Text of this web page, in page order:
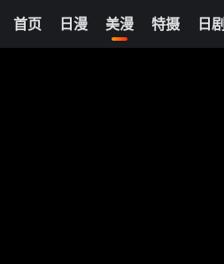
首页 日漫 美漫 特摄 日剧